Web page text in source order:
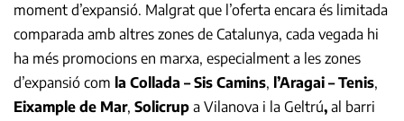
moment d’expansió. Malgrat que l’oferta encara és limitada
comparada amb altres zones de Catalunya, cada vegada hi
ha més promocions en marxa, especialment a les zones
d’expansió com la Collada – Sis Camins, l’Aragai – Tenis,
Eixample de Mar, Solicrup a Vilanova i la Geltrú, al barri